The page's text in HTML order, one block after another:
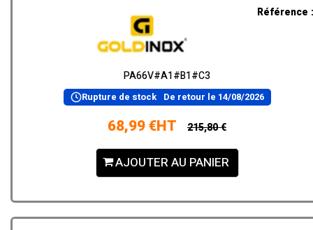
Référence :
PA66V#A1#B1#C3
Rupture de stock De retour le 14/08/2026
68,99 €HT 215,80 €
AJOUTER AU PANIER